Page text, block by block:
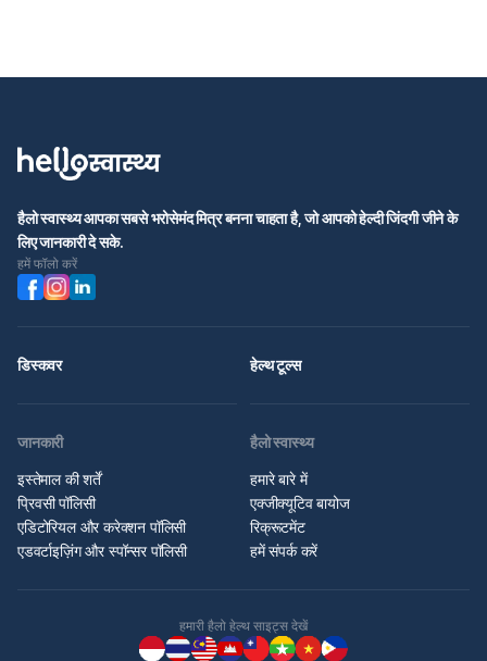
हैलो स्वास्थ्य आपका सबसे भरोसेमंद मित्र बनना चाहता है, जो आपको हेल्दी जिंदगी जीने के
लिए जानकारी दे सके.
हमें फॉलो करें
डिस्कवर हेल्थ टूल्स
जानकारी
इस्तेमाल की शर्तें
प्रिवसी पॉलिसी
एडिटोरियल और करेक्शन पॉलिसी
एडवर्टाइज़िंग और स्पॉन्सर पॉलिसी
हैलो स्वास्थ्य
हमारे बारे में
एक्जीक्यूटिव बायोज
रिक्रूटमेंट
हमें संपर्क करें
हमारी हैलो हेल्थ साइट्स देखें